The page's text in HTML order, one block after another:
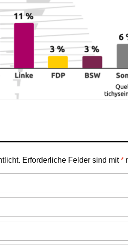
Erforderliche Felder sind mit*